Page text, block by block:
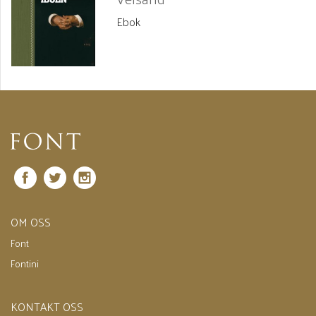
www.norges-nasjonalarv.no.Nasjonalarv i 2010.
Forfatterprofil
Ebok
FacebookTwitterInstagram
OM OSS
Font
Fontini
KONTAKT OSS